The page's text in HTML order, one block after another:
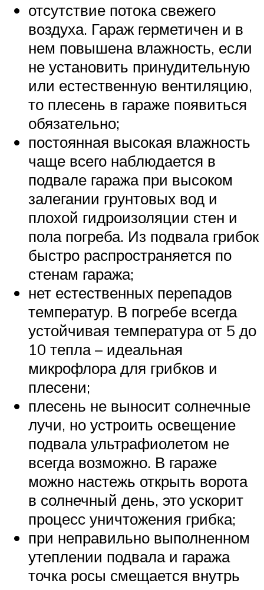
отсутствие потока свежего
воздуха. Гараж герметичен и в
нем повышена влажность, если
не установить принудительную
или естественную вентиляцию,
то плесень в гараже появиться
обязательно;
постоянная высокая влажность
чаще всего наблюдается в
подвале гаража при высоком
залегании грунтовых вод и
плохой гидроизоляции стен и
пола погреба. Из подвала грибок
быстро распространяется по
стенам гаража;
нет естественных перепадов
температур. В погребе всегда
устойчивая температура от 5 до
10 тепла – идеальная
микрофлора для грибков и
плесени;
плесень не выносит солнечные
лучи, но устроить освещение
подвала ультрафиолетом не
всегда возможно. В гараже
можно настежь открыть ворота
в солнечный день, это ускорит
процесс уничтожения грибка;
при неправильно выполненном
утеплении подвала и гаража
точка росы смещается внутрь